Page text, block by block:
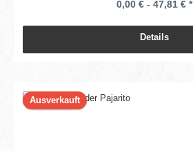
0,00 € - 47,81 € *
Details
Ausverkauft